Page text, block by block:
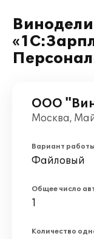
ООО
Москва,
Вариант работы
Файловый
Общее число
1
Количество